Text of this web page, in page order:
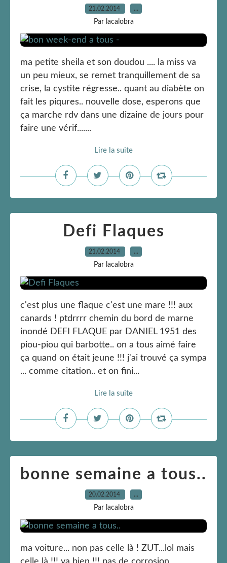
21.02.2014 …
Par lacalobra
ma petite sheila et son doudou .... la miss va
un peu mieux, se remet tranquillement de sa
crise, la cystite régresse.. quant au diabète on
fait les piqures.. nouvelle dose, esperons que
ça marche rdv dans une dizaine de jours pour
faire une vérif.......
Lire la suite
Defi Flaques
21.02.2014 …
Par lacalobra
c'est plus une flaque c'est une mare !!! aux
canards ! ptdrrrr chemin du bord de marne
inondé DEFI FLAQUE par DANIEL 1951 des
piou-piou qui barbotte.. on a tous aimé faire
ça quand on était jeune !!! j'ai trouvé ça sympa
... comme citation.. et on fini...
Lire la suite
bonne semaine a tous..
20.02.2014 …
Par lacalobra
ma voiture... non pas celle là ! ZUT...lol mais